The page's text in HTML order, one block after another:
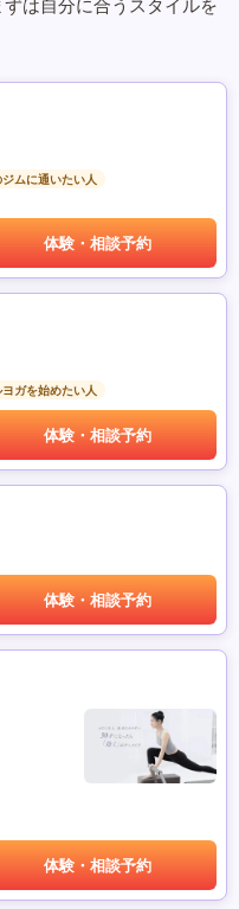
は自分に合うスタイルを
ムに通いたい人
体験・相談予約
ガを始めたい人
体験・相談予約
体験・相談予約
体験・相談予約